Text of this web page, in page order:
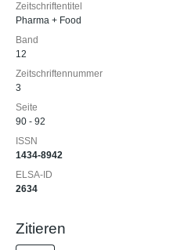
Zeitschriftentitel
Pharma + Food
Band
12
Zeitschriftennummer
3
Seite
90 - 92
ISSN
1434-8942
ELSA-ID
2634
Zitieren